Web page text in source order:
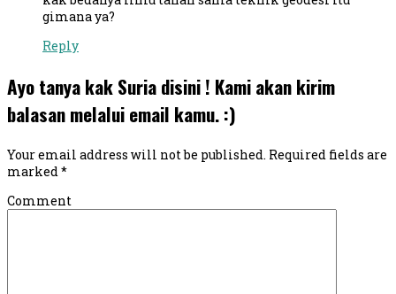
gimana ya?
Reply
Ayo tanya kak Suria disini ! Kami akan kirim
balasan melalui email kamu. :)
Your email address will not be published. Required fields are
marked *
Comment